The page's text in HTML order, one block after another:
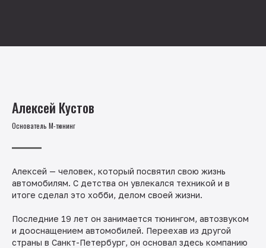
Алексей Кустов
Основатель М-тюнинг
Алексей — человек, который посвятил свою жизнь
автомобилям. С детства он увлекался техникой и в
итоге сделал это хобби, делом своей жизни.
Последние 19 лет он занимается тюнингом, автозвуком
и дооснащением автомобилей. Переехав из другой
страны в Санкт-Петербург, он основал здесь компанию